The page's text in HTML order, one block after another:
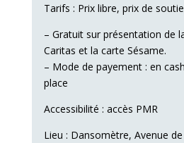
Tarifs : Prix libre, prix de
– Gratuit sur présentation de
Caritas et la carte Sésame.
– Mode de payement : en
place
Accessibilité : accès PMR
Lieu : Dansomètre, Avenue